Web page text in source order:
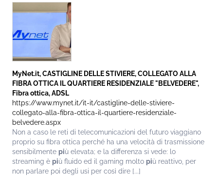
MyNet.it, CASTIGLINE DELLE STIVIERE, COLLEGATO ALLA
FIBRA OTTICA IL QUARTIERE RESIDENZIALE "BELVEDERE",
Fibra ottica, ADSL
https://www.mynet.it/it-it/castigline-delle-stiviere-
collegato-alla-fibra-ottica-il-quartiere-residenziale-
belvedere.aspx
Non a caso le reti di telecomunicazioni del futuro viaggiano
proprio su fibra ottica perché ha una velocità di trasmissione
sensibilmente più elevata; e la differenza si vede: lo
streaming è più fluido ed il gaming molto più reattivo, per
non parlare poi degli usi per così dire [...]